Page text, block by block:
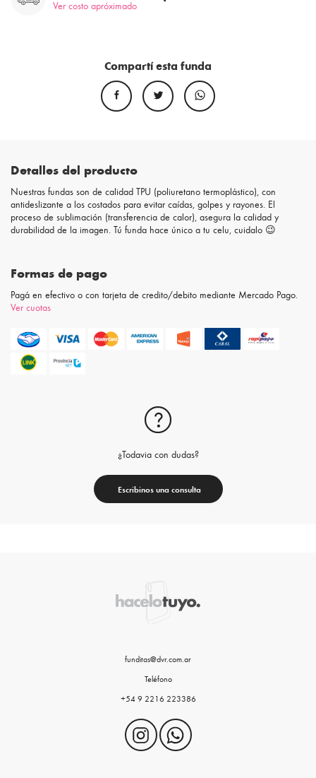
Ver costo apróximado
Compartí esta funda
Detalles del producto
Nuestras fundas son de calidad TPU (poliuretano termoplástico), con
antideslizante a los costados para evitar caídas, golpes y rayones. El
proceso de sublimación (transferencia de calor), asegura la calidad y
durabilidad de la imagen. Tú funda hace único a tu celu, cuidalo 😉
Formas de pago
Pagá en efectivo o con tarjeta de credito/debito mediante Mercado Pago.
Ver cuotas
¿Todavia con dudas?
Escribinos una consulta
funditas@dvr.com.ar
Teléfono
+54 9 2216 223386